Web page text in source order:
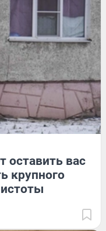
вас
крупного